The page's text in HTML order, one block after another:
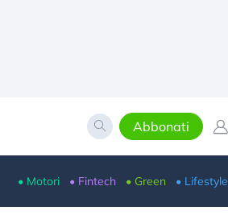
Abbonati
• Motori • Fintech • Green • Lifestyle